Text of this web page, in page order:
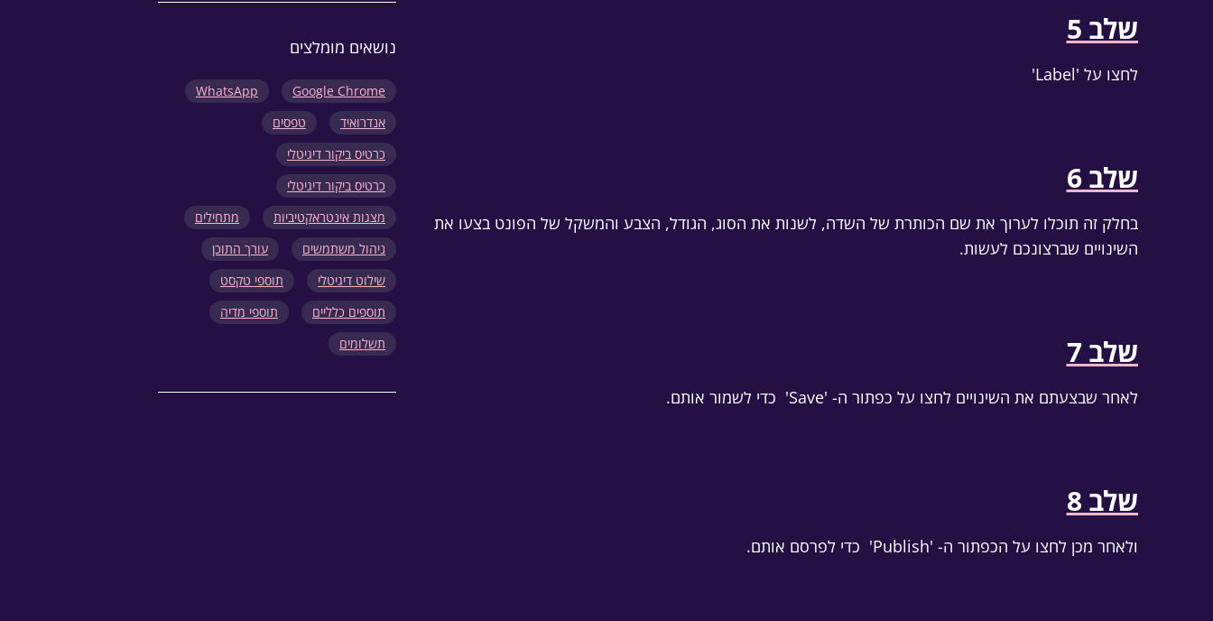
שלב 5
לחצו על 'Label'
שלב 6
בחלק זה תוכלו לערוך את שם הכותרת של השדה, לשנות את הסוג, הגודל, הצבע והמשקל של הפונט בצעו את
השינויים שברצונכם לעשות.
שלב 7
לאחר שבצעתם את השינויים לחצו על כפתור ה- 'Save' כדי לשמור אותם.
שלב 8
ולאחר מכן לחצו על הכפתור ה- 'Publish' כדי לפרסם אותם.
נושאים מומלצים
Google Chrome
WhatsApp
אנדרואיד
טפסים
כרטיס ביקור דיגיטלי
כרטיס ביקור דיגיטלי
מצגות אינטראקטיביות
מתחילים
ניהול משתמשים
עורך התוכן
שילוט דיגיטלי
תוספי טקסט
תוספים כלליים
תוספי מדיה
תשלומים